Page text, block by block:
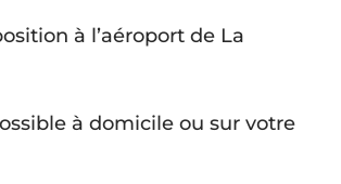
à l’aéroport de La
à domicile ou sur votre